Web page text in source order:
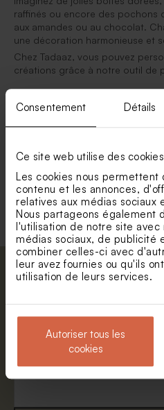
Consentement Détails
Ce site web utilise des
Les cookies nous permettent
contenu et les annonces,
relatives aux médias sociaux
Nous partageons également
l'utilisation de notre site avec
médias sociaux, de publicité
combiner celles-ci avec
leur avez fournies ou qu'ils
utilisation de leurs services.
Autoriser tous les
cookies
raffinés ou encore des pochons
aux amandes ou au chocolat.
une décoration harmonieuse et
Chez Tadaaz, vous pouvez
créations grâce à notre outil de
ajout des prénoms,
date du mariage,
choix des couleurs,
des contenants élégants
des boîtes raffinées et
Abonnez-vous à la
de réduction.
Prénom
E-mail